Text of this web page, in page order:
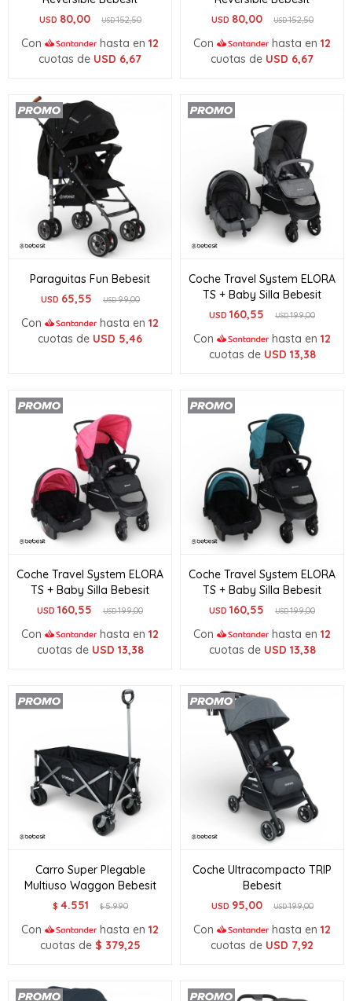
USD 80,00 USD152,50
Con hasta en 12
cuotas de USD 6,67
USD 80,00 USD152,50
Con hasta en 12
cuotas de USD 6,67
Paraguitas Fun Bebesit
USD 65,55 USD99,00
Con hasta en 12
cuotas de USD 5,46
Coche Travel System ELORA
TS + Baby Silla Bebesit
USD 160,55 USD199,00
Con hasta en 12
cuotas de USD 13,38
Coche Travel System ELORA
TS + Baby Silla Bebesit
USD 160,55 USD199,00
Con hasta en 12
cuotas de USD 13,38
Coche Travel System ELORA
TS + Baby Silla Bebesit
USD 160,55 USD199,00
Con hasta en 12
cuotas de USD 13,38
Carro Super Plegable
Multiuso Waggon Bebesit
$ 4.551 $5.990
Con hasta en 12
cuotas de $ 379,25
Coche Ultracompacto TRIP
Bebesit
USD 95,00 USD199,00
Con hasta en 12
cuotas de USD 7,92